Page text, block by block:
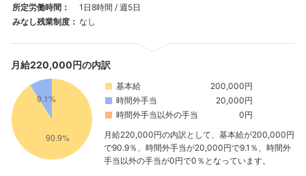
所定労働時間：
1日8時間 / 週5日
みなし残業制度： なし
月給220,000円の内訳
基本給
200,000円
時間外手当
20,000円
時間外手当以外の手当
0円
月給220,000円の内訳として、基本給が200,000円
で90.9％、時間外手当が20,000円で9.1％、時間外
手当以外の手当が0円で0％となっています。